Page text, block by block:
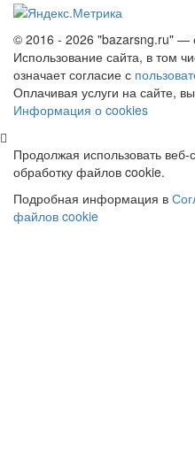
© 2016 - 2026 "bazarsng.ru" —
Использование сайта, в том
означает согласие с
Оплачивая услуги на сайте,
Информация о cookies
Продолжая использовать
обработку файлов cookie.
Подробная информация в
файлов cookie